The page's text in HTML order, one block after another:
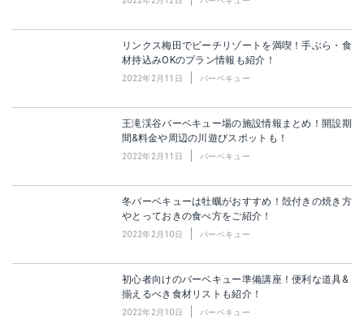
リンクス梅田でビーチリゾートを満喫！手ぶら・食
材持込みOKのプラン情報も紹介！
2022年2月11日 バーベキュー
王滝渓谷バーベキュー場の施設情報まとめ！開設期
間&料金や周辺の川遊びスポットも！
2022年2月11日 バーベキュー
冬バーベキューは牡蠣がおすすめ！殻付きの焼き方
やとっておきの食べ方をご紹介！
2022年2月10日 バーベキュー
初心者向けのバーベキュー準備講座！便利な道具&
揃えるべき食材リストも紹介！
2022年2月10日 バーベキュー